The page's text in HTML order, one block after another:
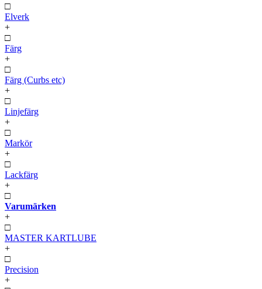
□
Elverk
+
□
Färg
+
□
Färg (Curbs etc)
+
□
Linjefärg
+
□
Markör
+
□
Lackfärg
+
□
Varumärken
+
□
MASTER KARTLUBE
+
□
Precision
+